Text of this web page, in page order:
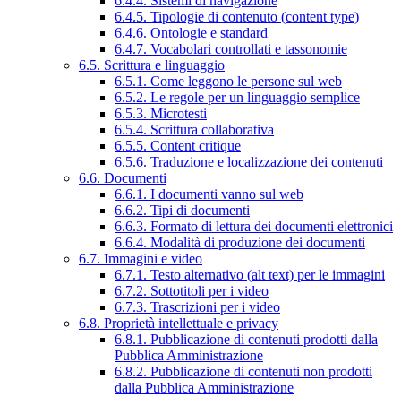
6.4.5. Tipologie di contenuto (content type)
6.4.6. Ontologie e standard
6.4.7. Vocabolari controllati e tassonomie
6.5. Scrittura e linguaggio
6.5.1. Come leggono le persone sul web
6.5.2. Le regole per un linguaggio semplice
6.5.3. Microtesti
6.5.4. Scrittura collaborativa
6.5.5. Content critique
6.5.6. Traduzione e localizzazione dei contenuti
6.6. Documenti
6.6.1. I documenti vanno sul web
6.6.2. Tipi di documenti
6.6.3. Formato di lettura dei documenti elettronici
6.6.4. Modalità di produzione dei documenti
6.7. Immagini e video
6.7.1. Testo alternativo (alt text) per le immagini
6.7.2. Sottotitoli per i video
6.7.3. Trascrizioni per i video
6.8. Proprietà intellettuale e privacy
6.8.1. Pubblicazione di contenuti prodotti dalla
Pubblica Amministrazione
6.8.2. Pubblicazione di contenuti non prodotti
dalla Pubblica Amministrazione